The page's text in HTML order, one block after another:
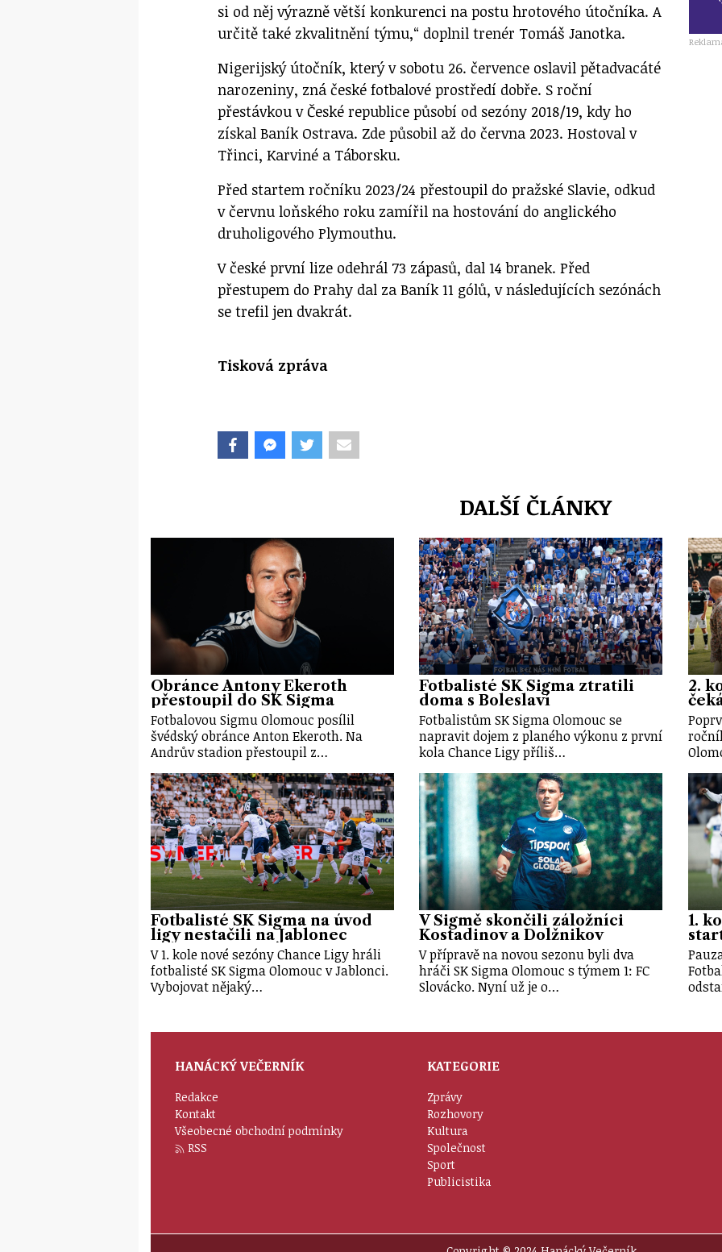
si od něj výrazně větší konkurenci na postu hrotového útočníka. A
určitě také zkvalitnění týmu,“ doplnil trenér Tomáš Janotka.
Nigerijský útočník, který v sobotu 26. července oslavil pětadvacáté
narozeniny, zná české fotbalové prostředí dobře. S roční
přestávkou v České republice působí od sezóny 2018/19, kdy ho
získal Baník Ostrava. Zde působil až do června 2023. Hostoval v
Třinci, Karviné a Táborsku.
Před startem ročníku 2023/24 přestoupil do pražské Slavie, odkud
v červnu loňského roku zamířil na hostování do anglického
druholigového Plymouthu.
V české první lize odehrál 73 zápasů, dal 14 branek. Před
přestupem do Prahy dal za Baník 11 gólů, v následujících sezónách
se trefil jen dvakrát.
Tisková zpráva
DALŠÍ ČLÁNKY
Obránce Antony Ekeroth
přestoupil do SK Sigma
Fotbalovou Sigmu Olomouc posílil
švédský obránce Anton Ekeroth. Na
Andrův stadion přestoupil z…
Fotbalisté SK Sigma ztratili
doma s Boleslaví
Fotbalistům SK Sigma Olomouc se
napravit dojem z planého výkonu z první
kola Chance Ligy příliš…
2.
Fotbalisté SK Sigma na úvod
ligy nestačili na Jablonec
V 1. kole nové sezóny Chance Ligy hráli
fotbalisté SK Sigma Olomouc v Jablonci.
Vybojovat nějaký…
V Sigmě skončili záložníci
Kostadinov a Dolžnikov
V přípravě na novou sezonu byli dva
hráči SK Sigma Olomouc s týmem 1: FC
Slovácko. Nyní už je o…
1.
HANÁCKÝ VEČERNÍK
Redakce
Kontakt
Všeobecné obchodní podmínky
RSS
KATEGORIE
Zprávy
Rozhovory
Kultura
Společnost
Sport
Publicistika